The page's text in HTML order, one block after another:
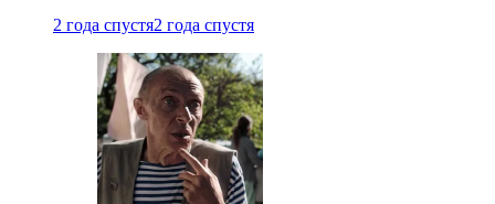
2 года спустя2 года спустя